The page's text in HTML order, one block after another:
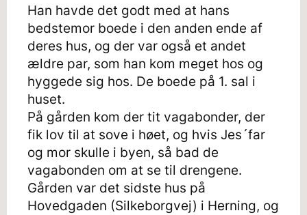
Han havde det godt med at hans
bedstemor boede i den anden ende af
deres hus, og der var også et andet
ældre par, som han kom meget hos og
hyggede sig hos. De boede på 1. sal i
huset.
På gården kom der tit vagabonder, der
fik lov til at sove i høet, og hvis Jes´far
og mor skulle i byen, så bad de
vagabonden om at se til drengene.
Gården var det sidste hus på
Hovedgaden (Silkeborgvej) i Herning, og